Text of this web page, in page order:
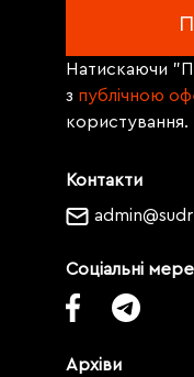
Контакти
Соціальні
Архіви
Натискаючи
з публічною
користування.